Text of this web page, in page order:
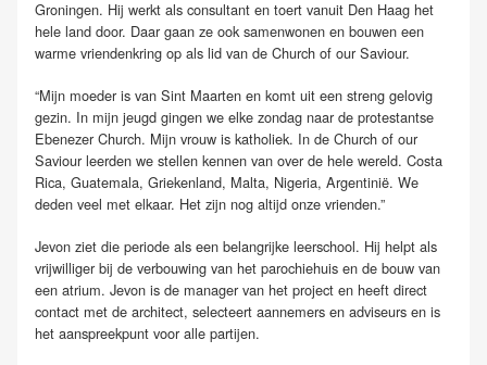
Groningen. Hij werkt als consultant en toert vanuit Den Haag het
hele land door. Daar gaan ze ook samenwonen en bouwen een
warme vriendenkring op als lid van de Church of our Saviour.
“Mijn moeder is van Sint Maarten en komt uit een streng gelovig
gezin. In mijn jeugd gingen we elke zondag naar de protestantse
Ebenezer Church. Mijn vrouw is katholiek. In de Church of our
Saviour leerden we stellen kennen van over de hele wereld. Costa
Rica, Guatemala, Griekenland, Malta, Nigeria, Argentinië. We
deden veel met elkaar. Het zijn nog altijd onze vrienden.”
Jevon ziet die periode als een belangrijke leerschool. Hij helpt als
vrijwilliger bij de verbouwing van het parochiehuis en de bouw van
een atrium. Jevon is de manager van het project en heeft direct
contact met de architect, selecteert aannemers en adviseurs en is
het aanspreekpunt voor alle partijen.